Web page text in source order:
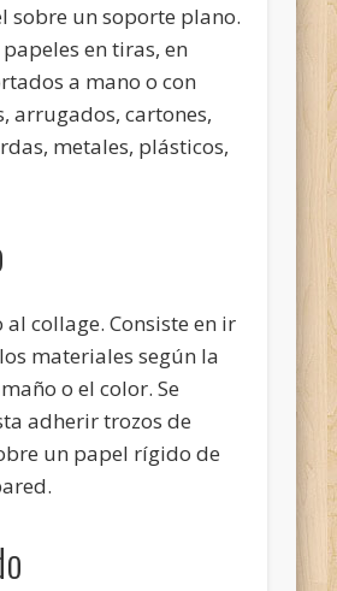
sobre un soporte plano.
en tiras, en
a mano o con
arrugados, cartones,
metales, plásticos,
al collage. Consiste en ir
materiales según la
o el color. Se
adherir trozos de
un papel rígido de